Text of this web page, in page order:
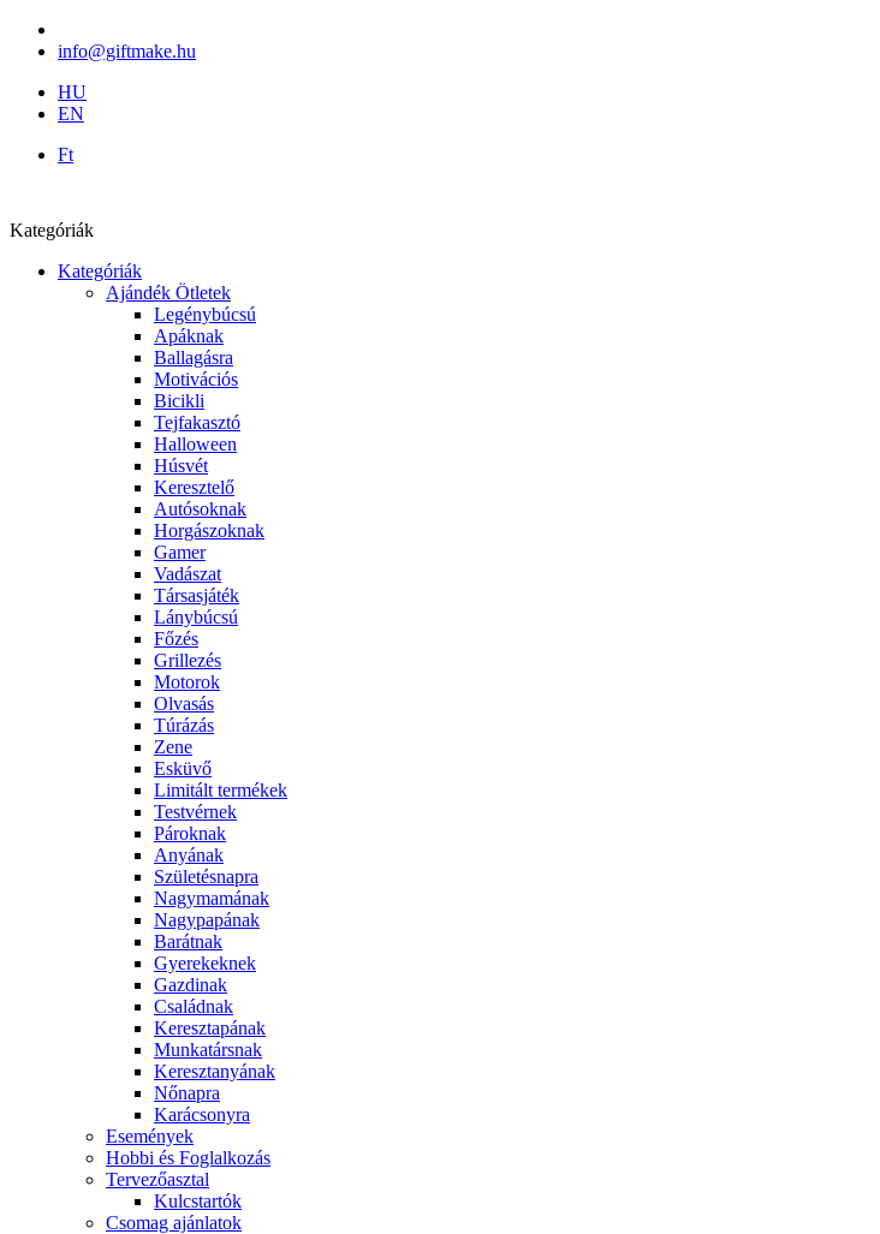
info@giftmake.hu
HU
EN
Ft
Kategóriák
Kategóriák
Ajándék Ötletek
Legénybúcsú
Apáknak
Ballagásra
Motivációs
Bicikli
Tejfakasztó
Halloween
Húsvét
Keresztelő
Autósoknak
Horgászoknak
Gamer
Vadászat
Társasjáték
Lánybúcsú
Főzés
Grillezés
Motorok
Olvasás
Túrázás
Zene
Esküvő
Limitált termékek
Testvérnek
Pároknak
Anyának
Születésnapra
Nagymamának
Nagypapának
Barátnak
Gyerekeknek
Gazdinak
Családnak
Keresztapának
Munkatársnak
Keresztanyának
Nőnapra
Karácsonyra
Események
Hobbi és Foglalkozás
Tervezőasztal
Kulcstartók
Csomag ajánlatok